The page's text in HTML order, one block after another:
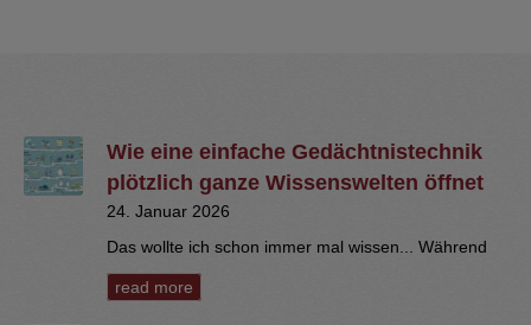
Wie eine einfache Gedächtnistechnik
plötzlich ganze Wissenswelten öffnet
24. Januar 2026
Das wollte ich schon immer mal wissen... Während
read more